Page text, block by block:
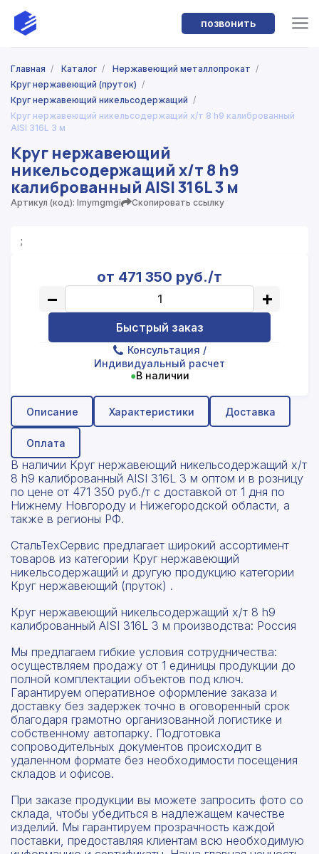
позвонить
Главная / Каталог / Нержавеющий металлопрокат /
Круг нержавеющий (пруток) /
Круг нержавеющий никельсодержащий /
Круг нержавеющий никельсодержащий х/т 8 h9 калиброванный
AISI 316L 3 м
Круг нержавеющий
никельсодержащий х/т 8 h9
калиброванный AISI 316L 3 м
Артикул (код): lmymgmgi Скопировать ссылку
;
от 471 350 руб./т
− +
Быстрый заказ
Консультация /
Индивидуальный расчет
●В наличии
Описание Характеристики Доставка
Оплата
В наличии Круг нержавеющий никельсодержащий х/т
8 h9 калиброванный AISI 316L 3 м оптом и в розницу
по цене от 471 350 руб./т с доставкой от 1 дня по
Нижнему Новгороду и Нижегородской области, а
также в регионы РФ.
СтальТехСервис предлагает широкий ассортимент
товаров из категории Круг нержавеющий
никельсодержащий и другую продукцию категории
Круг нержавеющий (пруток) .
Круг нержавеющий никельсодержащий х/т 8 h9
калиброванный AISI 316L 3 м производства: Россия
Мы предлагаем гибкие условия сотрудничества:
осуществляем продажу от 1 единицы продукции до
полной комплектации объектов под ключ.
Гарантируем оперативное оформление заказа и
доставку без задержек точно в оговоренный срок
благодаря грамотно организованной логистике и
собственному автопарку. Подготовка
сопроводительных документов происходит в
удаленном формате без необходимости посещения
складов и офисов.
При заказе продукции вы можете запросить фото со
склада, чтобы убедиться в надлежащем качестве
изделий. Мы гарантируем прозрачность каждой
поставки, предоставляя клиентам всю необходимую